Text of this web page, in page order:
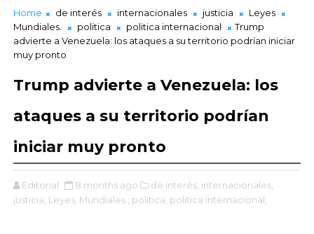
Home de interés internacionales justicia
Leyes
Mundiales.
politica politica internacional
Trump
advierte a Venezuela: los ataques a su territorio podrían iniciar
muy pronto
Trump advierte a Venezuela: los
ataques a su territorio podrían
iniciar muy pronto
Editorial 8 months ago de interés, internacionales,
justicia, Leyes, Mundiales., politica, politica internacional,